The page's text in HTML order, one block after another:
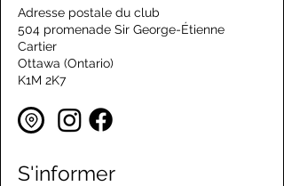
Adresse postale du club
504 promenade Sir George-Étienne
Cartier
Ottawa (Ontario)
K1M 2K7
S'informer